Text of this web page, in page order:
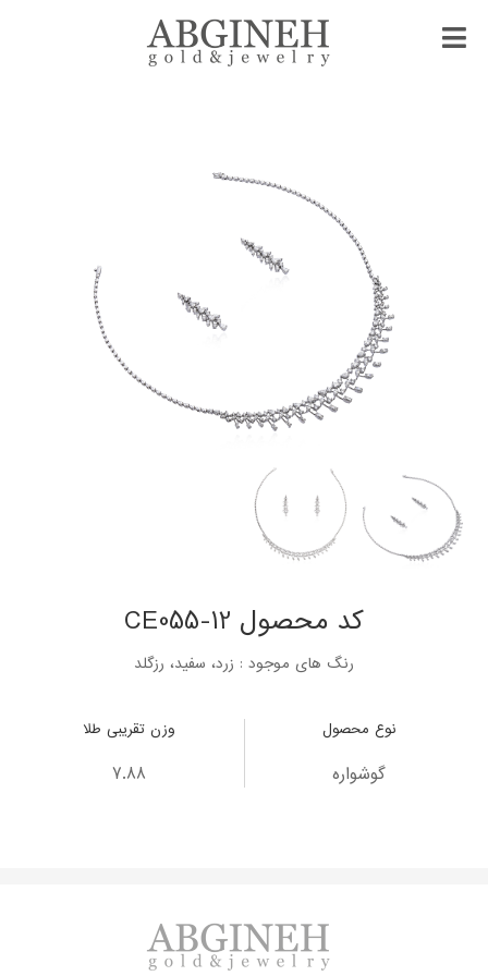
کد محصول CE055-12
رنگ های موجود : زرد، سفید، رزگلد
نوع محصول
گوشواره
وزن تقریبی طلا
7.88